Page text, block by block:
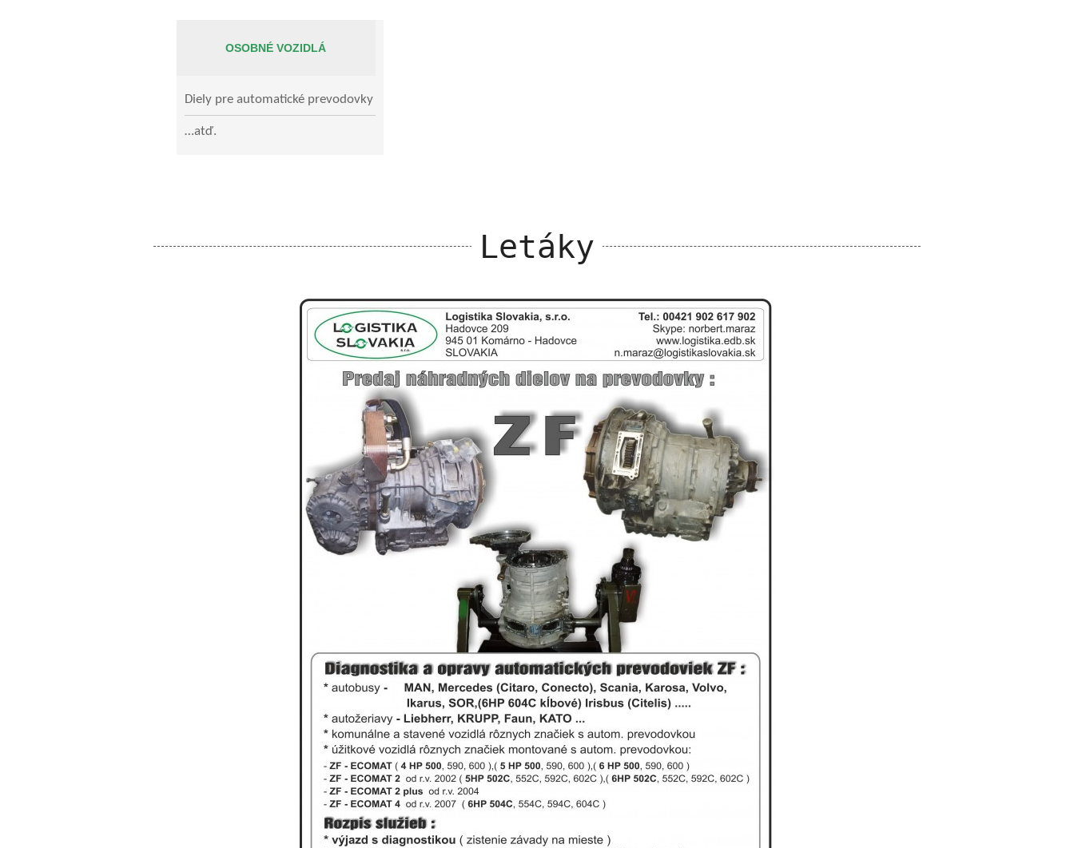
OSOBNÉ VOZIDLÁ
Diely pre automatické prevodovky
…atď.
Letáky